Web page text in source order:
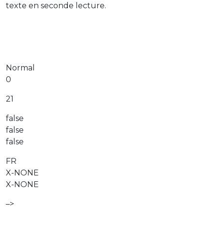
texte en seconde lecture.
Normal
0
21
false
false
false
FR
X-NONE
X-NONE
–>